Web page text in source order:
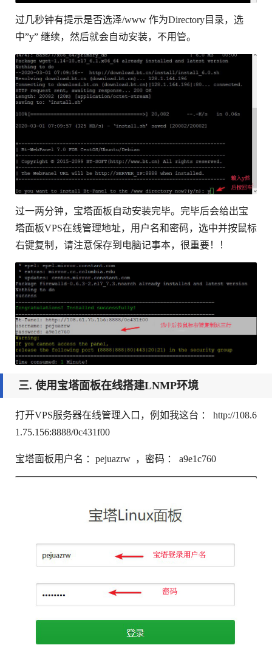
过几秒钟有提示是否选泽/www 作为Directory目录，选
中”y” 继续，然后就会自动安装，不用管。
过一两分钟，宝塔面板自动安装完毕。完毕后会给出宝
塔面板VPS在线管理地址，用户名和密码，选中并按鼠标
右键复制，请注意保存到电脑记事本，很重要！！
三. 使用宝塔面板在线搭建LNMP环境
打开VPS服务器在线管理入口，例如我这台 ： http://108.6
1.75.156:8888/0c431f00
宝塔面板用户名 ：pejuazrw ，密码 ： a9e1c760